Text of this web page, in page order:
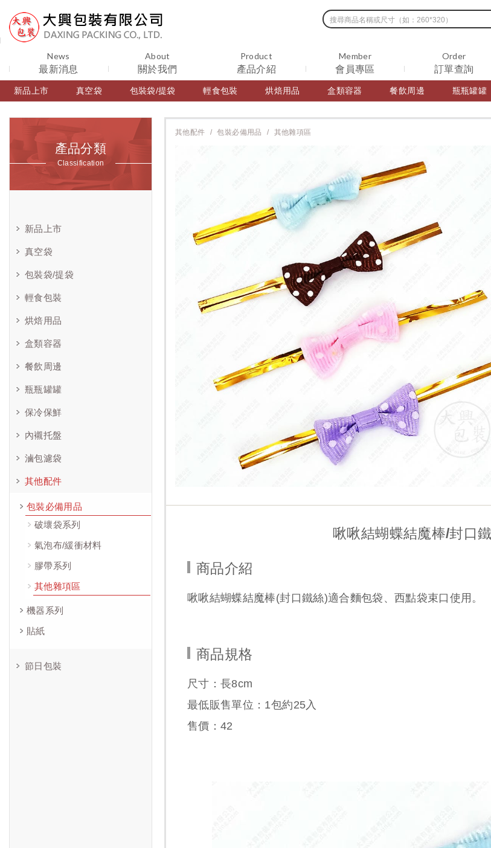
News
最新消息
About
關於我們
Product
產品介紹
新品上市 真空袋 包裝袋/提袋 輕食包裝 烘焙用品 盒類容器 餐飲周邊 瓶瓶罐罐
Member
會員專區
Order
訂單查詢
產品分類
Classification
新品上市
真空袋
包裝袋/提袋
輕食包裝
烘焙用品
盒類容器
餐飲周邊
瓶瓶罐罐
保冷保鮮
內襯托盤
滷包濾袋
其他配件
包裝必備用品
破壞袋系列
氣泡布/緩衝材料
膠帶系列
其他雜項區
機器系列
貼紙
節日包裝
其他配件 包裝必備用品 其他雜項區
啾啾結蝴蝶結魔棒/封口
商品介紹
啾啾結蝴蝶結魔棒(封口鐵絲)適合麵包袋、西點袋束口使用。
商品規格
尺寸：長8cm
最低販售單位：1包約25入
售價：42